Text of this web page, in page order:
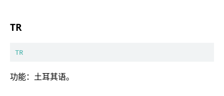
TR
TR
功能：土耳其语。